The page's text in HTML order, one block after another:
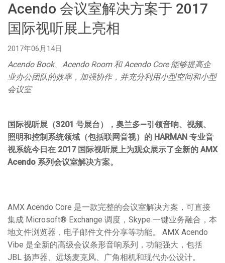
Acendo 会议室解决方案于 2017
国际视听展上亮相
2017年06月14日
Acendo Book、 Acendo Room 和Acendo Core能够提高企
业办公团队的效率，加强协作，并充分利用小型空间和小型
会议室
国际视听展（3201 号展台），奥兰多—引领音响、视频、
照明和控制系统领域（包括联网音视）的 HARMAN 专业音
视系统今日在 2017 国际视听展上为观众展示了全新的 AMX
Acendo 系列会议室解决方案。
AMX Acendo Core 是一款完整的会议室解决方案，可直接
集成 Microsoft® Exchange 调度，Skype 一键业务融合，本
地文件浏览器，电子邮件文件分享等功能。 AMX Acendo
Vibe 是全新的高级会议条形音响系列，功能强大，包括
JBL 扬声器、远场麦克风、广角相机和现代办公设计。